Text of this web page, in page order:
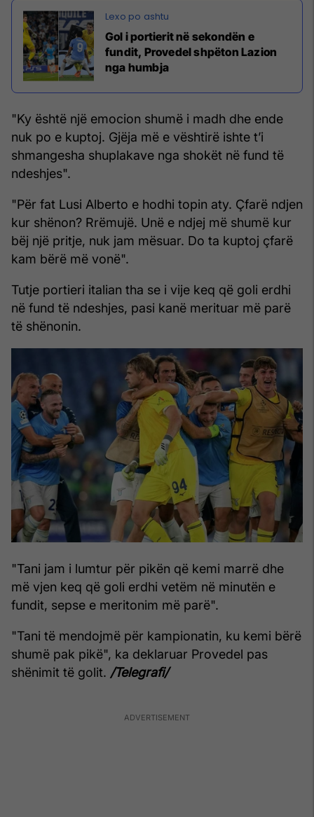
Gol i portierit në sekondën e
fundit, Provedel shpëton Lazion
nga humbja
"Ky është një emocion shumë i madh dhe ende
nuk po e kuptoj. Gjëja më e vështirë ishte t’i
shmangesha shuplakave nga shokët në fund të
ndeshjes".
"Për fat Lusi Alberto e hodhi topin aty. Çfarë ndjen
kur shënon? Rrëmujë. Unë e ndjej më shumë kur
bëj një pritje, nuk jam mësuar. Do ta kuptoj çfarë
kam bërë më vonë".
Tutje portieri italian tha se i vije keq që goli erdhi
në fund të ndeshjes, pasi kanë merituar më parë
të shënonin.
"Tani jam i lumtur për pikën që kemi marrë dhe
më vjen keq që goli erdhi vetëm në minutën e
fundit, sepse e meritonim më parë".
"Tani të mendojmë për kampionatin, ku kemi bërë
shumë pak pikë", ka deklaruar Provedel pas
shënimit të golit. /Telegrafi/